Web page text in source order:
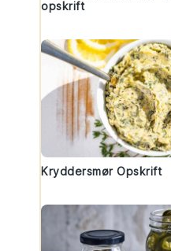
opskrift
Kryddersmør Opskrift